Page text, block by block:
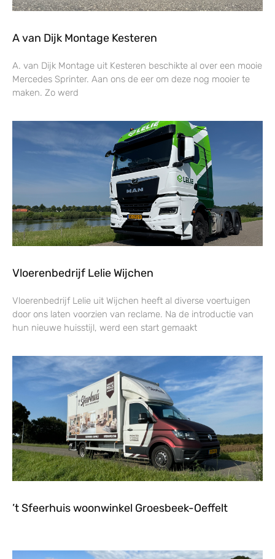
A van Dijk Montage Kesteren
A. van Dijk Montage uit Kesteren beschikte al over een mooie
Mercedes Sprinter. Aan ons de eer om deze nog mooier te
maken. Zo werd
Vloerenbedrijf Lelie Wijchen
Vloerenbedrijf Lelie uit Wijchen heeft al diverse voertuigen
door ons laten voorzien van reclame. Na de introductie van
hun nieuwe huisstijl, werd een start gemaakt
’t Sfeerhuis woonwinkel Groesbeek-Oeffelt